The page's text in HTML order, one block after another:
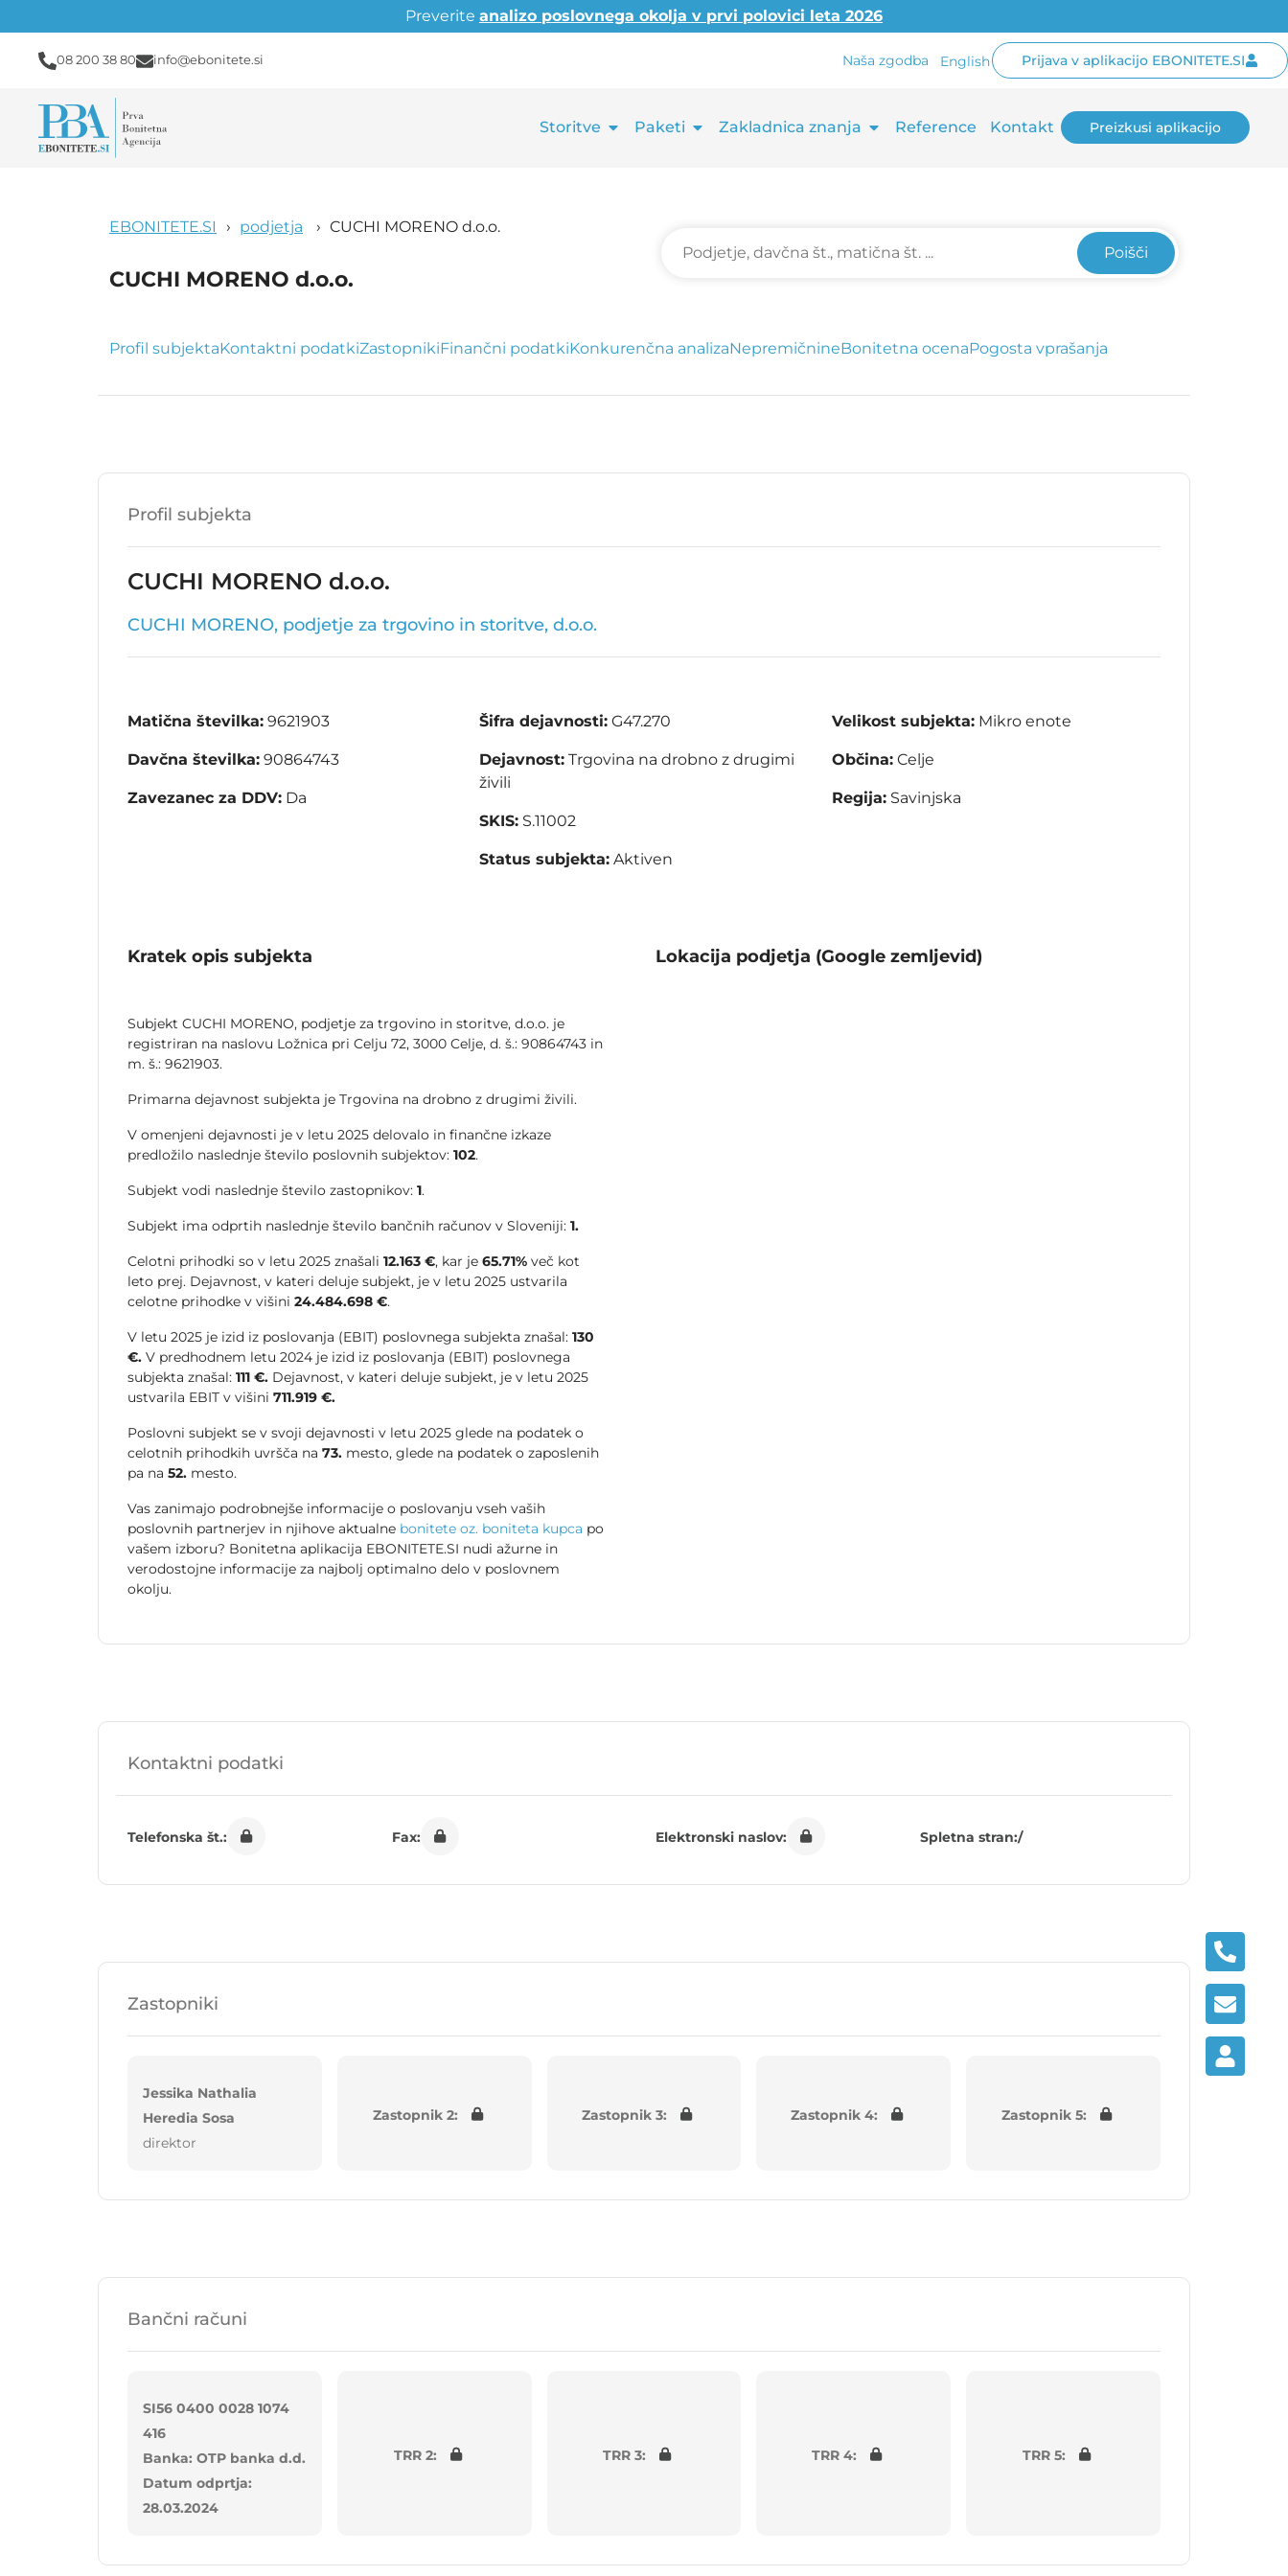
Preverite analizo poslovnega okolja v prvi polovici leta 2026
08 200 38 80 info@ebonitete.si Naša zgodba English Prijava v aplikacijo EBONITETE.SI
Storitve Paketi Zakladnica znanja Reference Kontakt Preizkusi aplikacijo
EBONITETE.SI podjetja CUCHI MORENO d.o.o.
CUCHI MORENO d.o.o.
Poišči
Profil subjektaKontaktni podatkiZastopnikiFinančni podatkiKonkurenčna analizaNepremičnineBonitetna ocenaPogosta vprašanja
Profil subjekta
CUCHI MORENO d.o.o.
CUCHI MORENO, podjetje za trgovino in storitve, d.o.o.
Matična številka: 9621903
Davčna številka: 90864743
Zavezanec za DDV: Da
Šifra dejavnosti: G47.270
Dejavnost: Trgovina na drobno z drugimi
živili
SKIS: S.11002
Status subjekta: Aktiven
Velikost subjekta:Mikro enote
Občina:Celje
Regija:Savinjska
Kratek opis subjekta
Subjekt CUCHI MORENO, podjetje za trgovino in storitve, d.o.o. je
registriran na naslovu Ložnica pri Celju 72, 3000 Celje, d. š.: 90864743 in
m. š.: 9621903.
Primarna dejavnost subjekta je Trgovina na drobno z drugimi živili.
V omenjeni dejavnosti je v letu 2025 delovalo in finančne izkaze
predložilo naslednje število poslovnih subjektov: 102.
Subjekt vodi naslednje število zastopnikov: 1.
Subjekt ima odprtih naslednje število bančnih računov v Sloveniji: 1.
Celotni prihodki so v letu 2025 znašali 12.163 €, kar je 65.71% več kot
leto prej. Dejavnost, v kateri deluje subjekt, je v letu 2025 ustvarila
celotne prihodke v višini 24.484.698 €.
V letu 2025 je izid iz poslovanja (EBIT) poslovnega subjekta znašal: 130
€. V predhodnem letu 2024 je izid iz poslovanja (EBIT) poslovnega
subjekta znašal: 111 €. Dejavnost, v kateri deluje subjekt, je v letu 2025
ustvarila EBIT v višini 711.919 €.
Poslovni subjekt se v svoji dejavnosti v letu 2025 glede na podatek o
celotnih prihodkih uvršča na 73. mesto, glede na podatek o zaposlenih
pa na 52. mesto.
Vas zanimajo podrobnejše informacije o poslovanju vseh vaših
poslovnih partnerjev in njihove aktualne bonitete oz. boniteta kupca po
vašem izboru? Bonitetna aplikacija EBONITETE.SI nudi ažurne in
verodostojne informacije za najbolj optimalno delo v poslovnem
okolju.
Lokacija podjetja (Google zemljevid)
Kontaktni podatki
Telefonska št.: Fax: Elektronski naslov: Spletna stran:/
Zastopniki
Jessika Nathalia
Heredia Sosa
direktor
Zastopnik 2: Zastopnik 3: Zastopnik 4: Zastopnik 5:
Bančni računi
SI56 0400 0028 1074
416
Banka: OTP banka d.d.
Datum odprtja:
28.03.2024
TRR 2: TRR 3: TRR 4: TRR 5: